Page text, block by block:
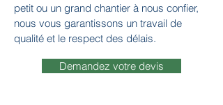
petit ou un grand chantier à nous confier,
nous vous garantissons un travail de
qualité et le respect des délais.
Demandez votre devis